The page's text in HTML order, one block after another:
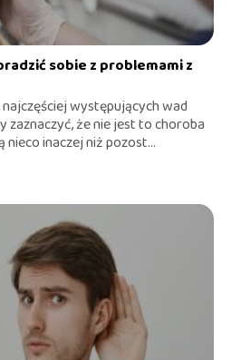
sobie z problemami z
występujących wad
zaznaczyć, że nie jest to choroba
inaczej niż pozost...